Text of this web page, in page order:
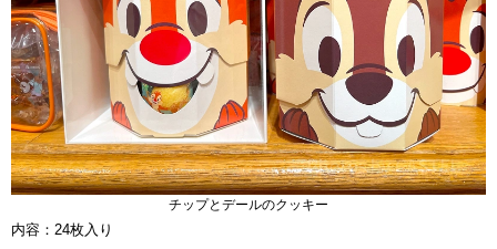
チップとデールのクッキー
内容：24枚入り